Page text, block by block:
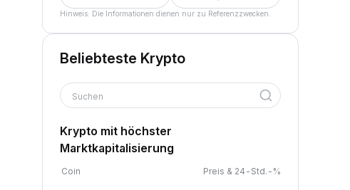
Hinweis: Die Informationen dienen nur zu Referenzzwecken.
Beliebteste Krypto
Suchen
Krypto mit höchster
Marktkapitalisierung
Coin Preis & 24-Std.-%